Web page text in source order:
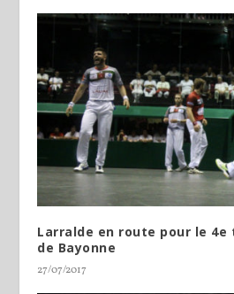
Larralde en route pour le
de Bayonne
27/07/2017